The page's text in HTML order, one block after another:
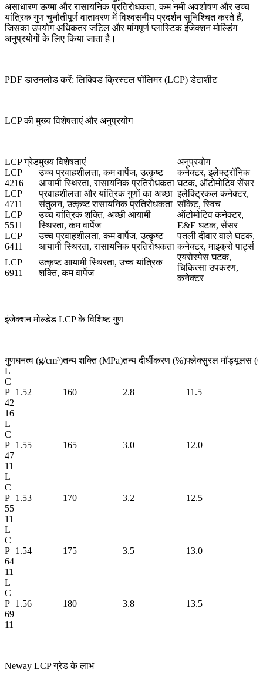
असाधारण ऊष्मा और रासायनिक प्रतिरोधकता, कम नमी अवशोषण और उच्च
यांत्रिक गुण चुनौतीपूर्ण वातावरण में विश्वसनीय प्रदर्शन सुनिश्चित करते हैं,
जिसका उपयोग अधिकतर जटिल और मांगपूर्ण प्लास्टिक इंजेक्शन मोल्डिंग
अनुप्रयोगों के लिए किया जाता है।
PDF डाउनलोड करें: लिक्विड क्रिस्टल पॉलिमर (LCP) डेटाशीट
LCP की मुख्य विशेषताएं और अनुप्रयोग
LCP ग्रेडमुख्य विशेषताएं
अनुप्रयोग
LCP
4216
उच्च प्रवाहशीलता, कम वार्पेज, उत्कृष्ट
आयामी स्थिरता, रासायनिक प्रतिरोधकता
कनेक्टर, इलेक्ट्रॉनिक
घटक, ऑटोमोटिव सेंसर
LCP
4711
प्रवाहशीलता और यांत्रिक गुणों का अच्छा
संतुलन, उत्कृष्ट रासायनिक प्रतिरोधकता
इलेक्ट्रिकल कनेक्टर,
सॉकेट, स्विच
LCP
5511
उच्च यांत्रिक शक्ति, अच्छी आयामी
स्थिरता, कम वार्पेज
ऑटोमोटिव कनेक्टर,
E&E घटक, सेंसर
LCP
6411
उच्च प्रवाहशीलता, कम वार्पेज, उत्कृष्ट
आयामी स्थिरता, रासायनिक प्रतिरोधकता
पतली दीवार वाले घटक,
कनेक्टर, माइक्रो पार्ट्स
LCP
6911
उत्कृष्ट आयामी स्थिरता, उच्च यांत्रिक
शक्ति, कम वार्पेज
एयरोस्पेस घटक,
चिकित्सा उपकरण,
कनेक्टर
इंजेक्शन मोल्डेड LCP के विशिष्ट गुण
गुणघनत्व (g/cm³)तन्य शक्ति (MPa)तन्य दीर्घीकरण (%)फ्लेक्सुरल मॉड्यूलस
L
C
P
42
16
1.52 160 2.8 11.5
L
C
P
47
11
1.55 165 3.0 12.0
L
C
P
55
11
1.53 170 3.2 12.5
L
C
P
64
11
1.54 175 3.5 13.0
L
C
P
69
11
1.56 180 3.8 13.5
Neway LCP ग्रेड के लाभ